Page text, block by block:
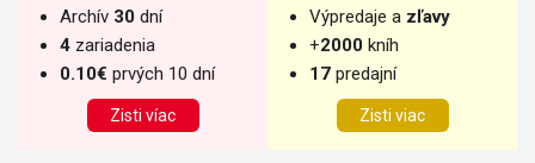
Archív 30 dní
4 zariadenia
0.10€ prvých 10 dní
Zisti víac
Výpredaje a zľavy
+2000 kníh
17 predajní
Zisti viac